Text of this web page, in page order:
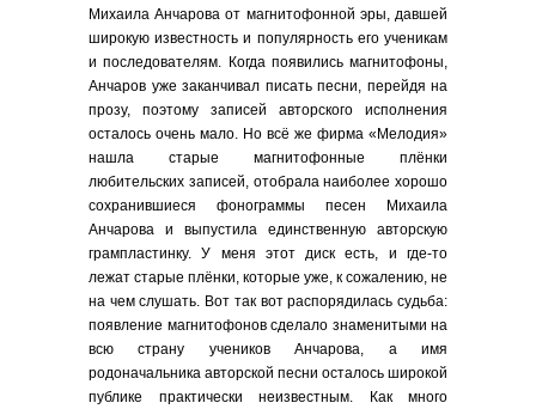
Михаила Анчарова от магнитофонной эры, давшей
широкую известность и популярность его ученикам
и последователям. Когда появились магнитофоны,
Анчаров уже заканчивал писать песни, перейдя на
прозу, поэтому записей авторского исполнения
осталось очень мало. Но всё же фирма «Мелодия»
нашла старые магнитофонные плёнки
любительских записей, отобрала наиболее хорошо
сохранившиеся фонограммы песен Михаила
Анчарова и выпустила единственную авторскую
грампластинку. У меня этот диск есть, и где-то
лежат старые плёнки, которые уже, к сожалению, не
на чем слушать. Вот так вот распорядилась судьба:
появление магнитофонов сделало знаменитыми на
всю страну учеников Анчарова, а имя
родоначальника авторской песни осталось широкой
публике практически неизвестным. Как много